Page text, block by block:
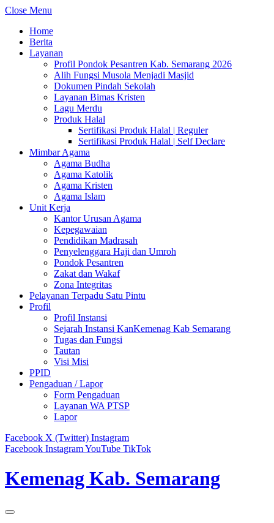
Close Menu
Home
Berita
Layanan
Profil Pondok Pesantren Kab. Semarang 2026
Alih Fungsi Musola Menjadi Masjid
Dokumen Pindah Sekolah
Layanan Bimas Kristen
Lagu Merdu
Produk Halal
Sertifikasi Produk Halal | Reguler
Sertifikasi Produk Halal | Self Declare
Mimbar Agama
Agama Budha
Agama Katolik
Agama Kristen
Agama Islam
Unit Kerja
Kantor Urusan Agama
Kepegawaian
Pendidikan Madrasah
Penyelenggara Haji dan Umroh
Pondok Pesantren
Zakat dan Wakaf
Zona Integritas
Pelayanan Terpadu Satu Pintu
Profil
Profil Instansi
Sejarah Instansi KanKemenag Kab Semarang
Tugas dan Fungsi
Tautan
Visi Misi
PPID
Pengaduan / Lapor
Form Pengaduan
Layanan WA PTSP
Lapor
Facebook X (Twitter) Instagram
Facebook InstagramYouTube TikTok
Kemenag Kab. Semarang